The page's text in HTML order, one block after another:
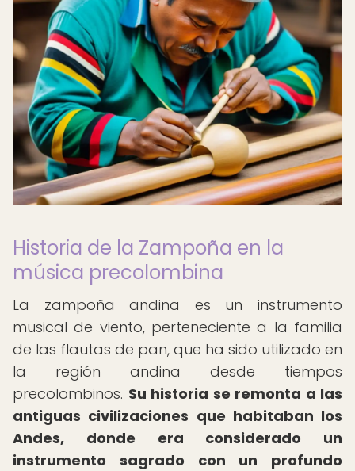
Historia de la Zampoña en la
música precolombina
La zampoña andina es un instrumento
musical de viento, perteneciente a la familia
de las flautas de pan, que ha sido utilizado en
la región andina desde tiempos
precolombinos. Su historia se remonta a las
antiguas civilizaciones que habitaban los
Andes, donde era considerado un
instrumento sagrado con un profundo